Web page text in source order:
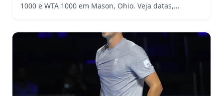
1000 e WTA 1000 em Mason, Ohio. Veja datas,